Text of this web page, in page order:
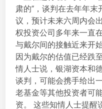
肃的”，谈判在去年年
议，预计未来六周内会
权投资公司多年来一直
与戴尔间的接触近来开
因为戴尔的估值已经跌
情人士说，银湖资本和
谈判，可能会携手给出
老基金等其他投资者可
资。 这些知情人士提醒